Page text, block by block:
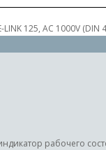
LINK 125, AC 1000V (DIN
рабочего